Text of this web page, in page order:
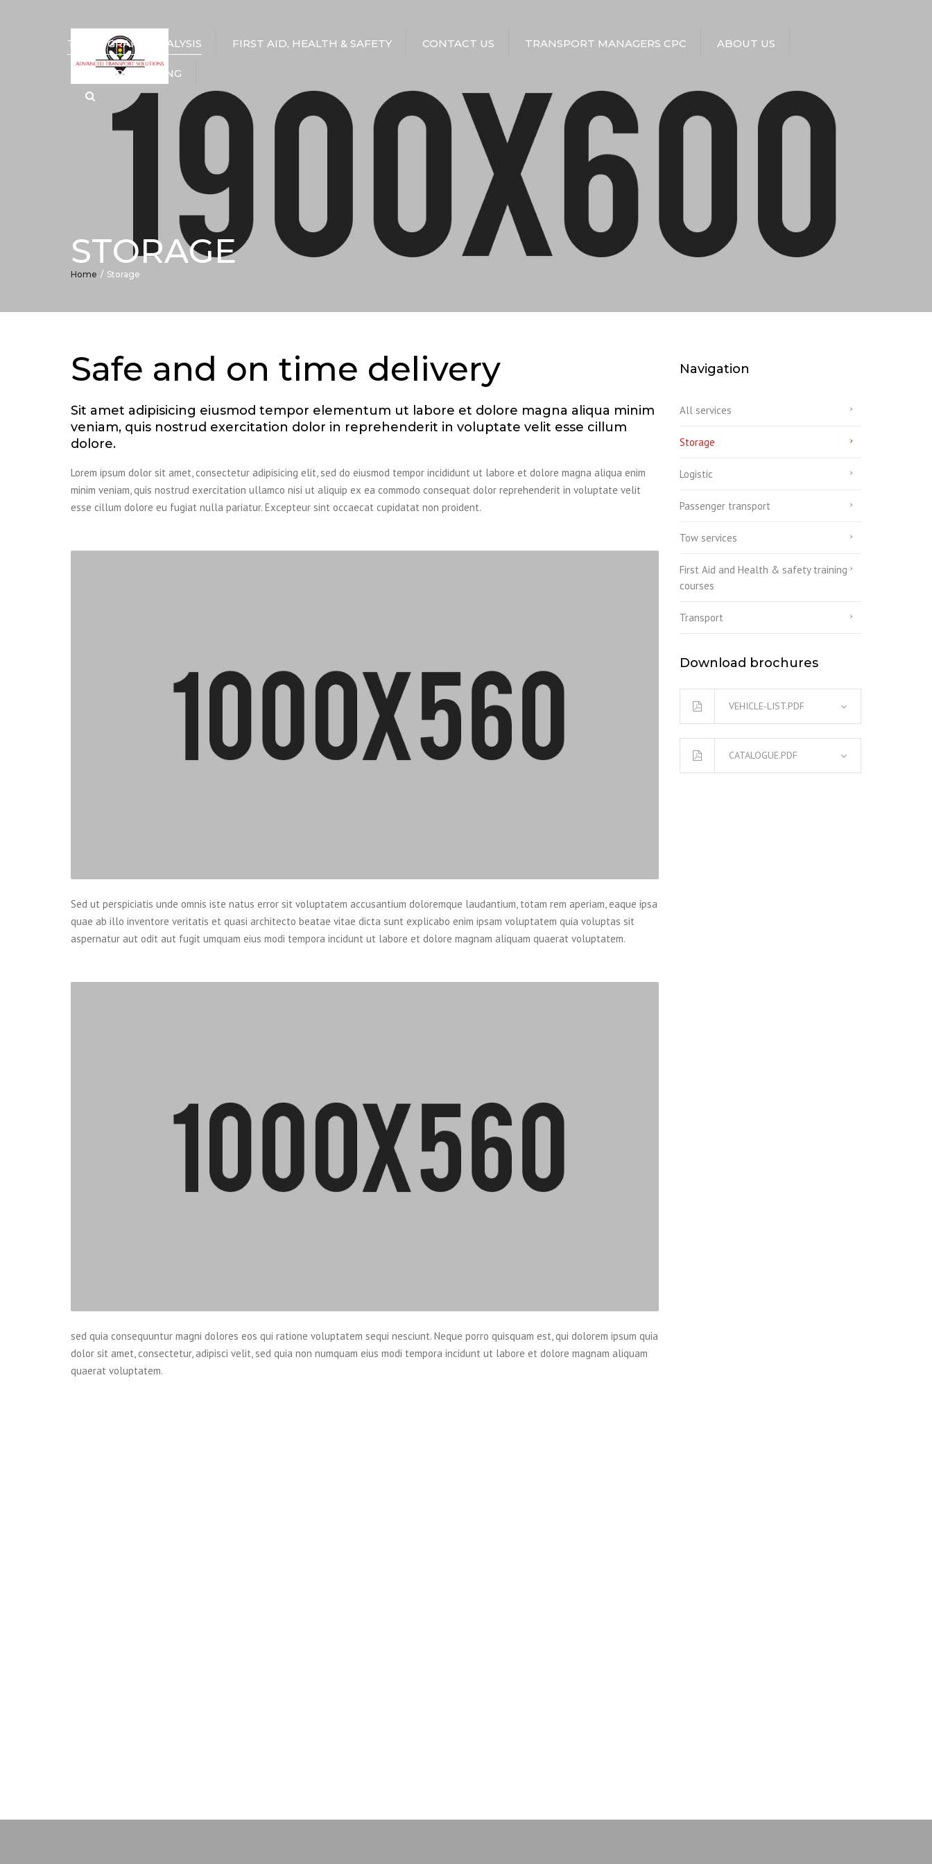
TACHOGRAPH ANALYSIS FIRST AID, HEALTH & SAFETY CONTACT US TRANSPORT MANAGERS CPC ABOUT US
DRIVER TRAINING
STORAGE
Home Storage
Safe and on time delivery
Sit amet adipisicing eiusmod tempor elementum ut labore et dolore magna aliqua minim
veniam, quis nostrud exercitation dolor in reprehenderit in voluptate velit esse cillum
dolore.
Lorem ipsum dolor sit amet, consectetur adipisicing elit, sed do eiusmod tempor incididunt ut labore et dolore magna aliqua enim
minim veniam, quis nostrud exercitation ullamco nisi ut aliquip ex ea commodo consequat dolor reprehenderit in voluptate velit
esse cillum dolore eu fugiat nulla pariatur. Excepteur sint occaecat cupidatat non proident.
Sed ut perspiciatis unde omnis iste natus error sit voluptatem accusantium doloremque laudantium, totam rem aperiam, eaque ipsa
quae ab illo inventore veritatis et quasi architecto beatae vitae dicta sunt explicabo enim ipsam voluptatem quia voluptas sit
aspernatur aut odit aut fugit umquam eius modi tempora incidunt ut labore et dolore magnam aliquam quaerat voluptatem.
sed quia consequuntur magni dolores eos qui ratione voluptatem sequi nesciunt. Neque porro quisquam est, qui dolorem ipsum quia
dolor sit amet, consectetur, adipisci velit, sed quia non numquam eius modi tempora incidunt ut labore et dolore magnam aliquam
quaerat voluptatem.
Navigation
All services
Storage
Logistic
Passenger transport
Tow services
First Aid and Health & safety training
courses
Transport
Download brochures
VEHICLE-LIST.PDF
CATALOGUE.PDF